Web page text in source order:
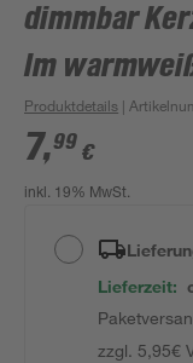
dimmbar
lm
Produktdetails |
7,99 €
inkl. 19% MwSt.
Lieferzeit:
zzgl. 5,95€